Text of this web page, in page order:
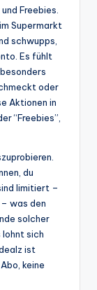
Freebies.
Supermarkt
schwupps,
Es fühlt
oder
Aktionen in
“Freebies”,
du
limitiert –
was den
solcher
lohnt sich
ist
keine